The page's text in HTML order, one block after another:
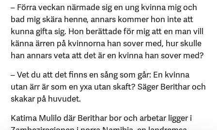
– Förra veckan närmade sig en ung kvinna mig och
bad mig skära henne, annars kommer hon inte att
kunna gifta sig. Hon berättade för mig att en man vill
känna ärren på kvinnorna han sover med, hur skulle
han annars veta att det är en kvinna han sover med?
– Vet du att det finns en sång som går: En kvinna
utan ärr är som en yxa utan skaft? Säger Berithar och
skakar på huvudet.
Katima Mulilo där Berithar bor och arbetar ligger i